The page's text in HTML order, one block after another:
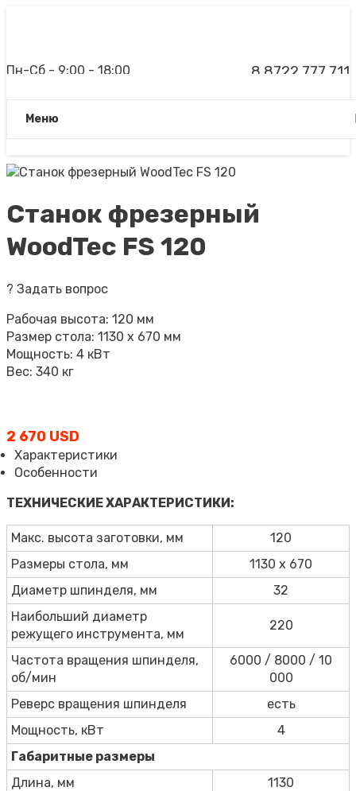
Пн-Сб - 9:00 - 18:00
8 8722 777 711
Meню
Станок фрезерный
WoodTec FS 120
? Задать вопрос
Рабочая высота: 120 мм
Размер стола: 1130 x 670 мм
Мощность: 4 кВт
Вес: 340 кг
2 670 USD
Характеристики
Особенности
ТЕХНИЧЕСКИЕ ХАРАКТЕРИСТИКИ:
Макс. высота заготовки, мм
120
Размеры стола, мм
1130 x 670
Диаметр шпинделя, мм
32
Наибольший диаметр
режущего инструмента, мм
220
Частота вращения шпинделя,
об/мин
6000 / 8000 / 10
000
Реверс вращения шпинделя
есть
Мощность, кВт
4
Габаритные размеры
Длина, мм
1130